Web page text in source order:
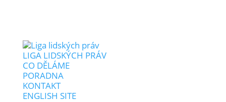
LIGA LIDSKÝCH PRÁV
CO DĚLÁME
PORADNA
KONTAKT
ENGLISH SITE